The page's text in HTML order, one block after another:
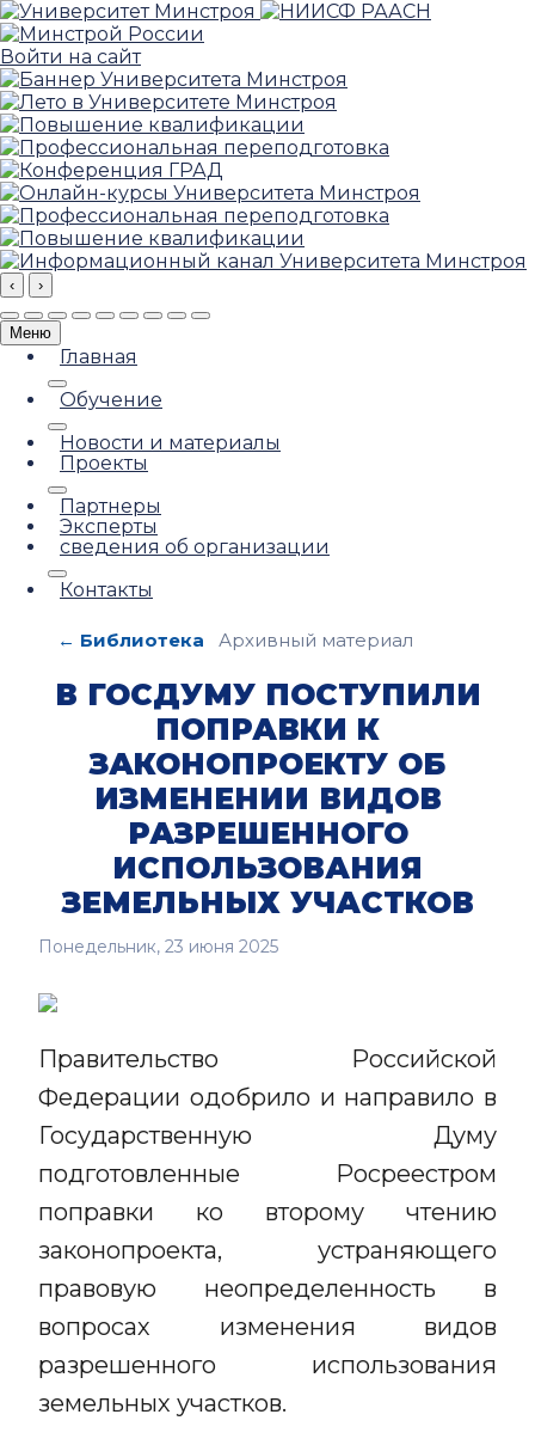
Войти на сайт
‹ ›
Меню
Главная
Обучение
Новости и материалы
Проекты
Партнеры
Эксперты
сведения об организации
Контакты
← Библиотека Архивный материал
В ГОСДУМУ ПОСТУПИЛИ
ПОПРАВКИ К
ЗАКОНОПРОЕКТУ ОБ
ИЗМЕНЕНИИ ВИДОВ
РАЗРЕШЕННОГО
ИСПОЛЬЗОВАНИЯ
ЗЕМЕЛЬНЫХ УЧАСТКОВ
Понедельник, 23 июня 2025
Правительство Российской
Федерации одобрило и направило в
Государственную Думу
подготовленные Росреестром
поправки ко второму чтению
законопроекта, устраняющего
правовую неопределенность в
вопросах изменения видов
разрешенного использования
земельных участков.